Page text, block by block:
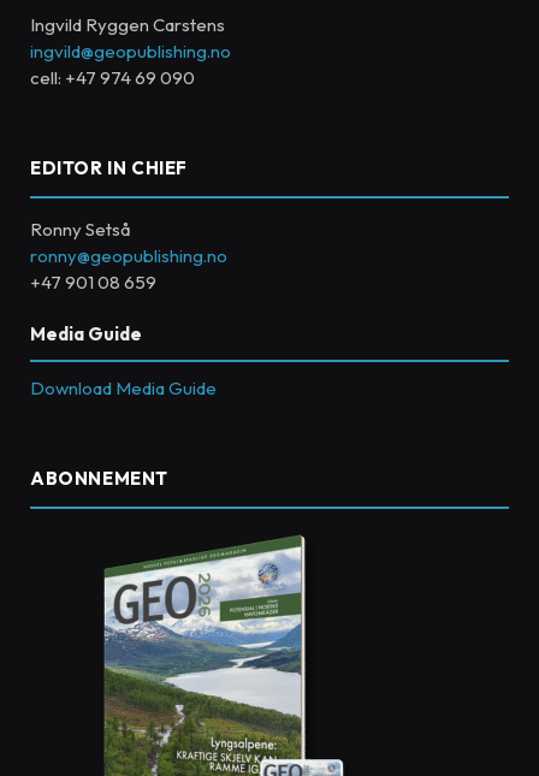
Ingvild Ryggen Carstens
ingvild@geopublishing.no
cell: +47 974 69 090
EDITOR IN CHIEF
Ronny Setså
ronny@geopublishing.no
+47 901 08 659
Media Guide
Download Media Guide
ABONNEMENT